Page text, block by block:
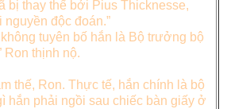
bị thay thế bởi Pius Thicknesse,
độc đoán.”
tuyên bố hắn là Bộ trưởng bộ
Ron thịnh nộ.
thế, Ron. Thực tế, hắn chính là bộ
hắn phải ngồi sau chiếc bàn giấy ở